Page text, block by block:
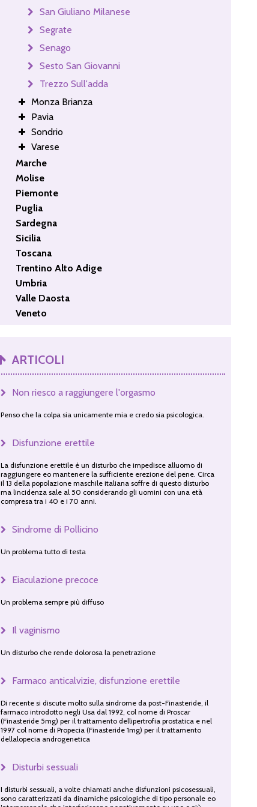
San Giuliano Milanese
Segrate
Senago
Sesto San Giovanni
Trezzo Sull'adda
Monza Brianza
Pavia
Sondrio
Varese
Marche
Molise
Piemonte
Puglia
Sardegna
Sicilia
Toscana
Trentino Alto Adige
Umbria
Valle Daosta
Veneto
ARTICOLI
Non riesco a raggiungere l'orgasmo
Penso che la colpa sia unicamente mia e credo sia psicologica.
Disfunzione erettile
La disfunzione erettile è un disturbo che impedisce alluomo di
raggiungere eo mantenere la sufficiente erezione del pene. Circa
il 13 della popolazione maschile italiana soffre di questo disturbo
ma lincidenza sale al 50 considerando gli uomini con una età
compresa tra i 40 e i 70 anni.
Sindrome di Pollicino
Un problema tutto di testa
Eiaculazione precoce
Un problema sempre più diffuso
Il vaginismo
Un disturbo che rende dolorosa la penetrazione
Farmaco anticalvizie, disfunzione erettile
Di recente si discute molto sulla sindrome da post-Finasteride, il
farmaco introdotto negli Usa dal 1992, col nome di Proscar
(Finasteride 5mg) per il trattamento dellipertrofia prostatica e nel
1997 col nome di Propecia (Finasteride 1mg) per il trattamento
dellalopecia androgenetica
Disturbi sessuali
I disturbi sessuali, a volte chiamati anche disfunzioni psicosessuali,
sono caratterizzati da dinamiche psicologiche di tipo personale eo